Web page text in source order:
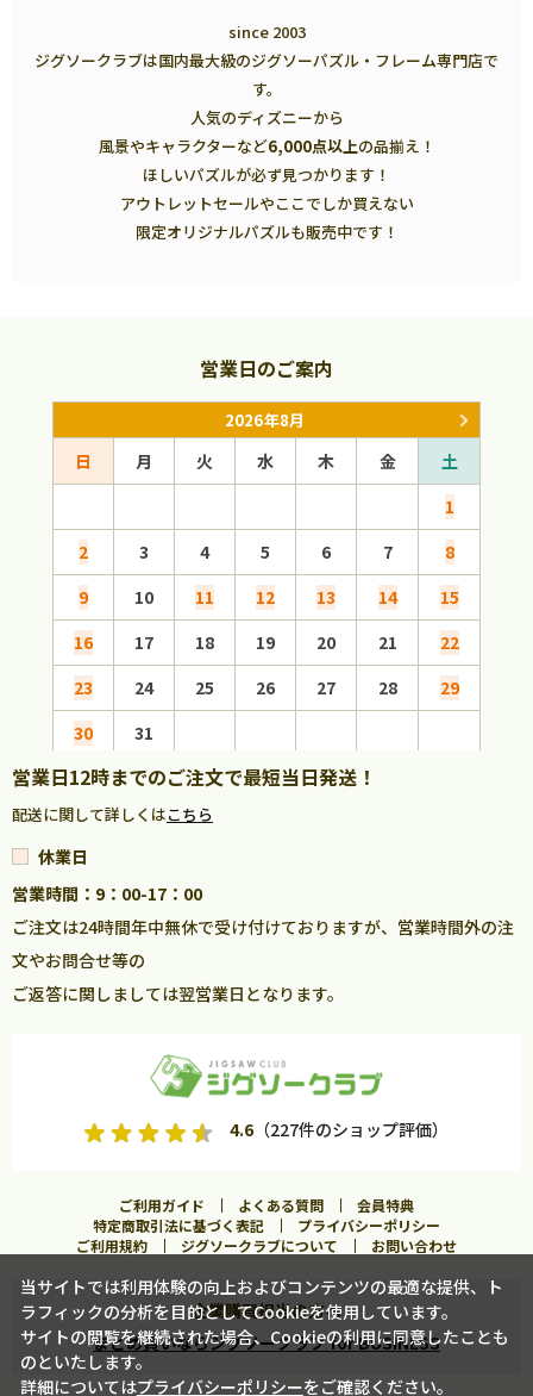
カートに入れる
since 2003
ジグソークラブは国内最大級のジグソーパズル・フレーム専門店で
す。
人気のディズニーから
風景やキャラクターなど6,000点以上の品揃え！
ほしいパズルが必ず見つかります！
アウトレットセールやここでしか買えない
限定オリジナルパズルも販売中です！
営業日のご案内
2026年8月
日 月 火 水 木 金
土
1
2
3 4 5 6 7
8
9
10 11 12 13 14
15
16
17 18 19 20 21
22
23
24 25 26 27 28
29
30
31
営業日12時までのご注文で最短当日発送！
配送に関して詳しくはこちら
休業日
営業時間：9：00-17：00
ご注文は24時間年中無休で受け付けておりますが、営業時間外の注
文やお問合せ等の
ご返答に関しましては翌営業日となります。
4.6（227件のショップ評価）
ご利用ガイド よくある質問
会員特典
特定商取引法に基づく表記
プライバシーポリシー
ご利用規約
ジグソークラブについて お問い合わせ
企業購買担当の方へ
まとめ買いならジグソークラブ for BUSINESS
当サイトでは利用体験の向上およびコンテンツの最適な提供、ト
ラフィックの分析を目的としてCookieを使用しています。
サイトの閲覧を継続された場合、Cookieの利用に同意したことも
のといたします。
詳細についてはプライバシーポリシーをご確認ください。